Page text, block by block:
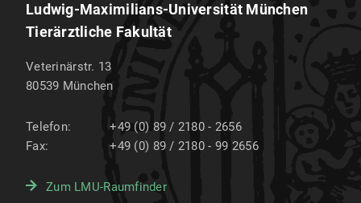
Ludwig-Maximilians-Universität München
Tierärztliche Fakultät
Veterinärstr. 13
80539 München
Telefon:
+49 (0) 89 / 2180 - 2656
Fax:
+49 (0) 89 / 2180 - 99 2656
Zum LMU-Raumfinder